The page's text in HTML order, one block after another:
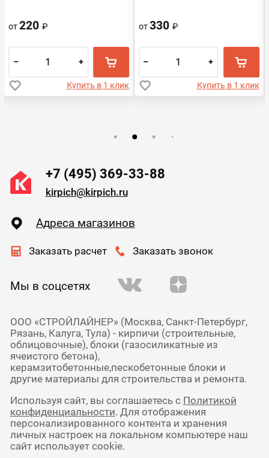
от220₽
– +
Купить в 1 клик
от330₽
– +
Купить в 1 клик
+7 (495) 369-33-88
kirpich@kirpich.ru
Адреса магазинов
Заказать расчет Заказать звонок
Мы в соцсетях
ООО «СТРОЙЛАЙНЕР» (Москва, Санкт-Петербург,
Рязань, Калуга, Тула) - кирпичи (строительные,
облицовочные), блоки (газосиликатные из
ячеистого бетона),
керамзитобетонные,пескобетонные блоки и
другие материалы для строительства и ремонта.
Используя сайт, вы соглашаетесь с Политикой
конфиденциальности. Для отображения
персонализированного контента и хранения
личных настроек на локальном компьютере наш
сайт использует cookie.